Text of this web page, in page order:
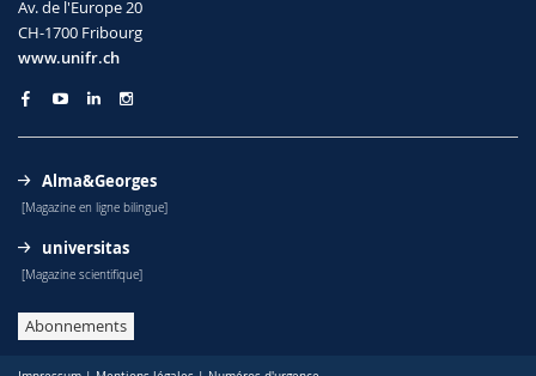
Av. de l'Europe 20
CH-1700 Fribourg
www.unifr.ch
Alma&Georges
[Magazine en ligne bilingue]
universitas
[Magazine scientifique]
Abonnements